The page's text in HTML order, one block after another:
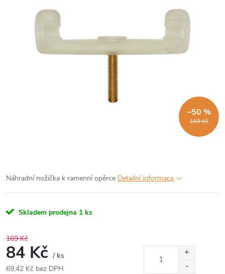
169 Kč
–50 %
Náhradní nožička k ramenní opěrce Detailní informace
Skladem prodejna 1 ks
169 Kč
84 Kč / ks
69,42 Kč bez DPH